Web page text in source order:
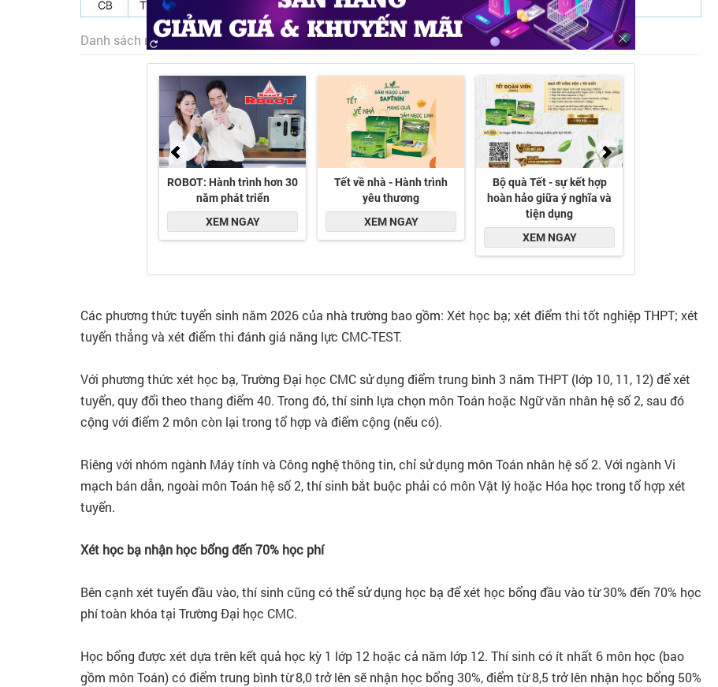
Danh sách ngành và chỉ tiêu xét tuyển năm 2026 - Ảnh: NTCC
Các phương thức tuyển sinh năm 2026 của nhà trường bao gồm: Xét học bạ; xét điểm thi tốt nghiệp THPT; xét
tuyển thẳng và xét điểm thi đánh giá năng lực CMC-TEST.
Với phương thức xét học bạ, Trường Đại học CMC sử dụng điểm trung bình 3 năm THPT (lớp 10, 11, 12) để xét
tuyển, quy đổi theo thang điểm 40. Trong đó, thí sinh lựa chọn môn Toán hoặc Ngữ văn nhân hệ số 2, sau đó
cộng với điểm 2 môn còn lại trong tổ hợp và điểm cộng (nếu có).
Riêng với nhóm ngành Máy tính và Công nghệ thông tin, chỉ sử dụng môn Toán nhân hệ số 2. Với ngành Vi
mạch bán dẫn, ngoài môn Toán hệ số 2, thí sinh bắt buộc phải có môn Vật lý hoặc Hóa học trong tổ hợp xét
tuyển.
Xét học bạ nhận học bổng đến 70% học phí
Bên cạnh xét tuyển đầu vào, thí sinh cũng có thể sử dụng học bạ để xét học bổng đầu vào từ 30% đến 70% học
phí toàn khóa tại Trường Đại học CMC.
Học bổng được xét dựa trên kết quả học kỳ 1 lớp 12 hoặc cả năm lớp 12. Thí sinh có ít nhất 6 môn học (bao
gồm môn Toán) có điểm trung bình từ 8,0 trở lên sẽ nhận học bổng 30%, điểm từ 8,5 trở lên nhận học bổng 50%